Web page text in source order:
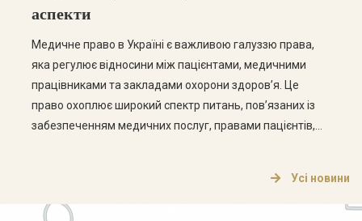
аспекти
Медичне право в Україні є важливою галуззю права,
яка регулює відносини між пацієнтами, медичними
працівниками та закладами охорони здоров’я. Це
право охоплює широкий спектр питань, пов’язаних із
забезпеченням медичних послуг, правами пацієнтів,
права Медичне право в Україні складається з кількох
ключових аспектів, які варто розглянути […]
Усі новини